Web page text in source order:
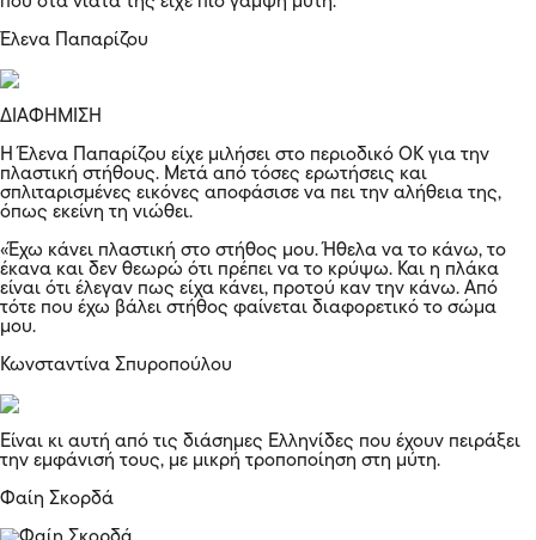
Έλενα Παπαρίζου
ΔΙΑΦΗΜΙΣΗ
Η Έλενα Παπαρίζου είχε μιλήσει στο περιοδικό ΟΚ για την
πλαστική στήθους. Μετά από τόσες ερωτήσεις και
σπλιταρισμένες εικόνες αποφάσισε να πει την αλήθεια της,
όπως εκείνη τη νιώθει.
«Έχω κάνει πλαστική στο στήθος μου. Ήθελα να το κάνω, το
έκανα και δεν θεωρώ ότι πρέπει να το κρύψω. Και η πλάκα
είναι ότι έλεγαν πως είχα κάνει, προτού καν την κάνω. Από
τότε που έχω βάλει στήθος φαίνεται διαφορετικό το σώμα
μου.
Κωνσταντίνα Σπυροπούλου
Είναι κι αυτή από τις διάσημες Ελληνίδες που έχουν πειράξει
την εμφάνισή τους, με μικρή τροποποίηση στη μύτη.
Φαίη Σκορδά